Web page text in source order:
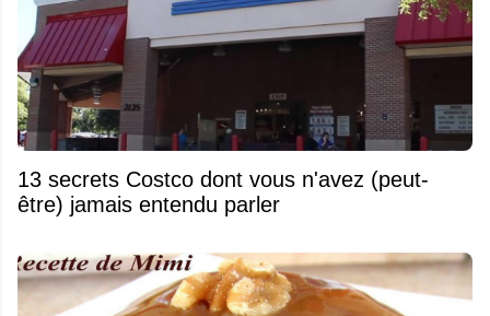
13 secrets Costco dont vous n'avez (peut-
être) jamais entendu parler